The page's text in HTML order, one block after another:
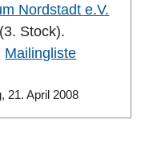
Nordstadt e.V.
Stock).
Mailingliste
21. April 2008